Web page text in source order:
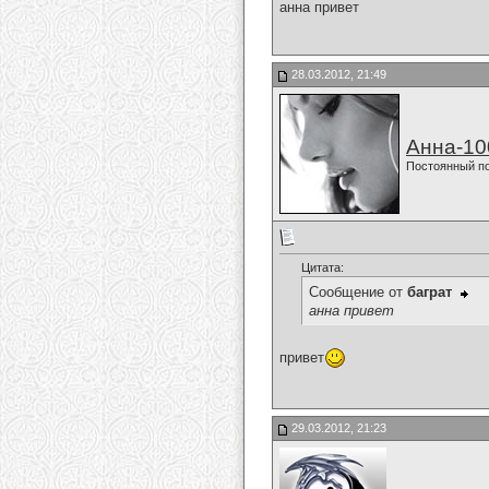
анна привет
28.03.2012, 21:49
Анна-
Постоянный
Цитата:
Сообщение от баграт
анна привет
привет
29.03.2012, 21:23